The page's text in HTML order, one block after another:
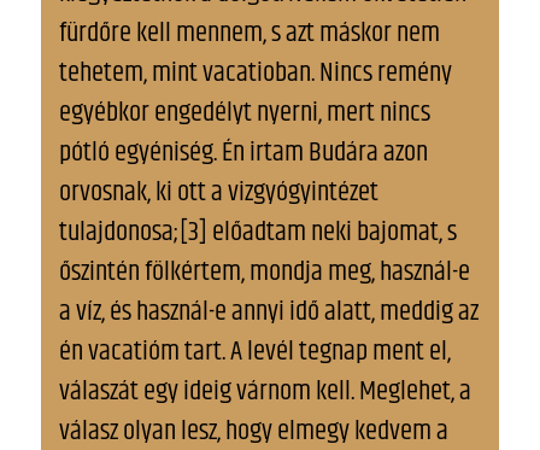
fürdőre kell mennem, s azt máskor nem
tehetem, mint vacatioban. Nincs remény
egyébkor engedélyt nyerni, mert nincs
pótló egyéniség. Én irtam Budára azon
orvosnak, ki ott a vizgyógyintézet
tulajdonosa;[3] előadtam neki bajomat, s
őszintén fölkértem, mondja meg, használ-e
a víz, és használ-e annyi idő alatt, meddig az
én vacatióm tart. A levél tegnap ment el,
válaszát egy ideig várnom kell. Meglehet, a
válasz olyan lesz, hogy elmegy kedvem a